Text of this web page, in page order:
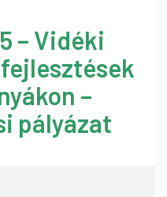
– Vidéki
–
pályázat